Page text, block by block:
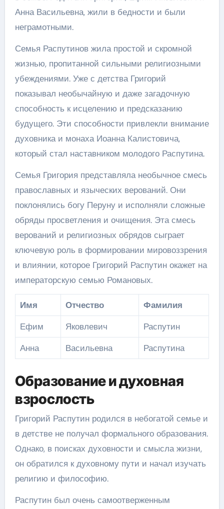
Анна Васильевна, жили в бедности и были
неграмотными.
Семья Распутинов жила простой и скромной
жизнью, пропитанной сильными религиозными
убеждениями. Уже с детства Григорий
показывал необычайную и даже загадочную
способность к исцелению и предсказанию
будущего. Эти способности привлекли внимание
духовника и монаха Иоанна Калистовича,
который стал наставником молодого Распутина.
Семья Григория представляла необычное смесь
православных и языческих верований. Они
поклонялись богу Перуну и исполняли сложные
обряды просветления и очищения. Эта смесь
верований и религиозных обрядов сыграет
ключевую роль в формировании мировоззрения
и влиянии, которое Григорий Распутин окажет на
императорскую семью Романовых.
Имя Отчество
Фамилия
Ефим
Яковлевич
Распутин
Анна
Васильевна Распутина
Образование и духовная
взрослость
Григорий Распутин родился в небогатой семье и
в детстве не получал формального образования.
Однако, в поисках духовности и смысла жизни,
он обратился к духовному пути и начал изучать
религию и философию.
Распутин был очень самоотверженным